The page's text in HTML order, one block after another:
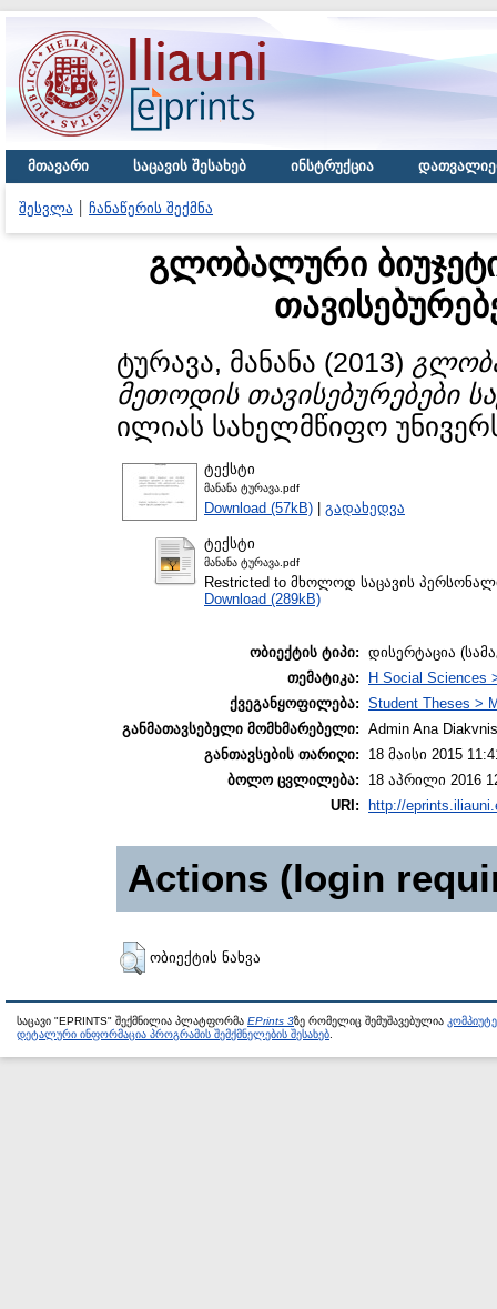
მთავარი საცავის შესახებ ინსტრუქცია
შესვლა ჩანაწერის შექმნა
გლობალური
ტურავა, მანანა (2013)
მეთოდის თავისებურებები
ილიას სახელმწიფო
ტექსტი
მანანა ტურავა.pdf
Download (57kB) | გადახედვა
ტექსტი
მანანა ტურავა.pdf
Restricted to მხოლოდ საცავის
Download (289kB)
ობიექტის ტიპი: დისერტაცია
თემატიკა:
H Social Sciences
ქვეგანყოფილება: Student Theses >
განმათავსებელი მომხმარებელი: Admin Ana
განთავსების თარიღი:
18 მაისი 2015
ბოლო ცვლილება:
18 აპრილი 2016
URI:
http://
Actions (login
ობიექტის ნახვა
საცავი "EPRINTS" შექმნილია პლატფორმა EPrints 3ზე რომელიც შემუშავებულია
დეტალური ინფორმაცია პროგრამის შემქმნელების შესახებ.